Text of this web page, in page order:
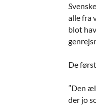
alle fra
blot
De
”Den
der jo